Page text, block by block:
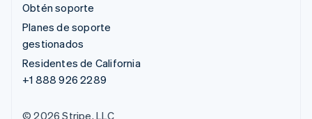
Obtén soporte
Planes de soporte
gestionados
Residentes de California
+1 888 926 2289
© 2026 Stripe, LLC